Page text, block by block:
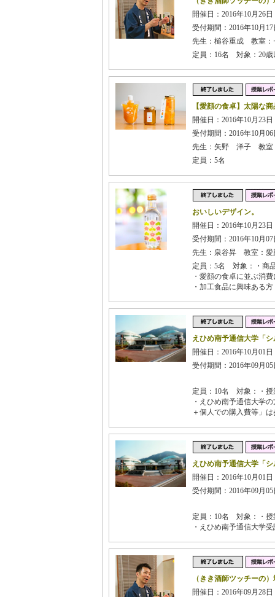
開催日：2016年10月26
受付期間：2016年10月
先生：槌谷重成 教室：
定員：16名 対象：20歳
【愛顔の食卓】太陽な
開催日：2016年10月23
受付期間：2016年10月
先生：矢野 洋子 教室
定員：5名
おいしいデザイン。
開催日：2016年10月23
受付期間：2016年10月
先生：泉谷昇 教室：愛
定員：5名 対象：・商
・愛顔の食卓に並ぶ消
・加工食品に興味ある方
えひめ南予通信大学「
開催日：2016年10月01
受付期間：2016年09月
定員：10名 対象：・授
・えひめ南予通信大学
＋個人での購入費等」
えひめ南予通信大学「
開催日：2016年10月01
受付期間：2016年09月
定員：10名 対象：・授
・えひめ南予通信大学
（きき酒師ツッチーの
開催日：2016年09月28